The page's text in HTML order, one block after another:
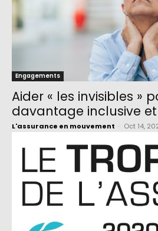
Engagements
Aider « les invisibles »
davantage inclusive
L'assurance en mouvement Oct 14,